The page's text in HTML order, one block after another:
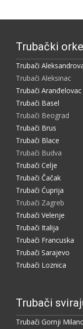
Trubački
Trubači
Trubači Aleksinac
Trubači Aranđelovac
Trubači Basel
Trubači Beograd
Trubači Brus
Trubači Blace
Trubači Budva
Trubači Celje
Trubači Čačak
Trubači Ćuprija
Trubači Zagreb
Trubači Velenje
Trubači Italija
Trubači Francuska
Trubači Sarajevo
Trubači Loznica
Trubači
Trubači Gornji